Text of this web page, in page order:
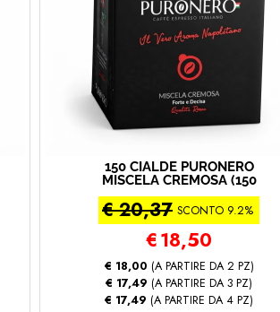
150 CIALDE PURONERO
MISCELA CREMOSA (150
- Miscela Cremosa)
€ 20,37 SCONTO 9.2%
€18,50
€ 18,00 (A PARTIRE DA 2 PZ)
€ 17,49 (A PARTIRE DA 3 PZ)
€ 17,49 (A PARTIRE DA 4 PZ)